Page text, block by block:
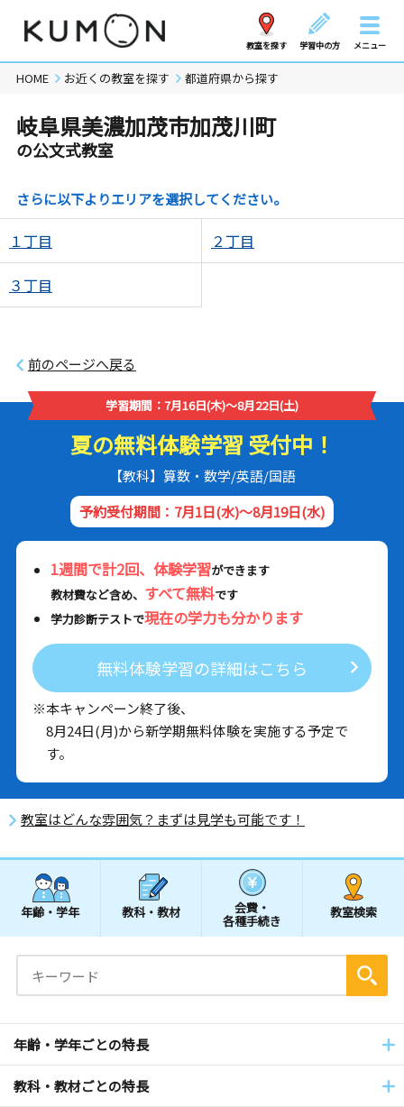
教室を探す 学習中の方 メニュー
HOME お近くの教室を探す 都道府県から探す
岐阜県美濃加茂市加茂川町
の公文式教室
さらに以下よりエリアを選択してください。
１丁目 ２丁目
３丁目
前のページへ戻る
学習期間：7月16日(木)～8月22日(土)
夏の無料体験学習 受付中！
【教科】算数・数学/英語/国語
予約受付期間：7月1日(水)～8月19日(水)
1週間で計2回、体験学習ができます
教材費など含め、 すべて無料です
学力診断テストで現在の学力も分かります
無料体験学習の詳細はこちら
※本キャンペーン終了後、
8月24日(月)から新学期無料体験を実施する予定で
す。
教室はどんな雰囲気？まずは見学も可能です！
年齢・学年 教科・教材 会費・
各種手続き
教室検索
年齢・学年ごとの特長
教科・教材ごとの特長